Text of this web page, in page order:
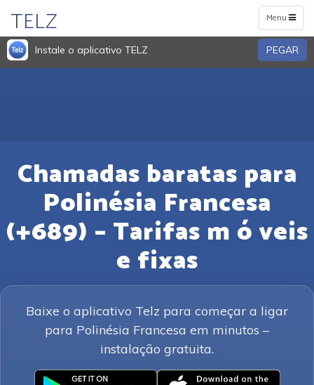
Toggle
navigation
Menu
TELZ
Instale o aplicativo TELZ PEGAR
Chamadas baratas para
Polinésia Francesa
(+689) – Tarifas m ó veis
e fixas
Baixe o aplicativo Telz para começar a ligar
para Polinésia Francesa em minutos –
instalação gratuita.